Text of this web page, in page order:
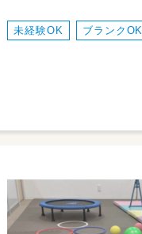
未経験OK ブランクOK